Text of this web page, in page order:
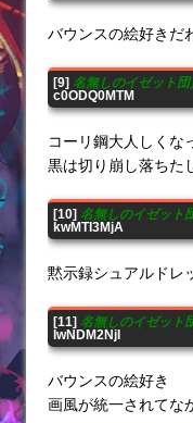
バウンスの絵好きだ
[9] 名無しのイゼット団
c0ODQ0MTM
コーリ鋼大人しくな
黒は切り崩し落ちた
[10] 名無しのイゼット
kwMTI3MjA
黙示録シュアルドレ
[11] 名無しのイゼット
IwNDM2NjI
バウンスの絵好き
画風が統一されてな